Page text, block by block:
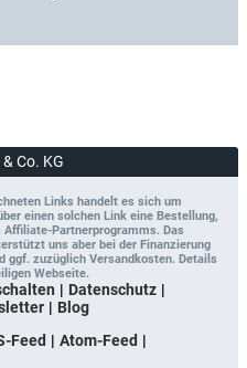
Co. KG
Links handelt es sich um
einen solchen Link eine Bestellung,
Partnerprogramms. Das
uns aber bei der Finanzierung
ggf. zuzüglich Versandkosten. Details
Webseite.
Datenschutz
Blog
Feed
Atom-Feed